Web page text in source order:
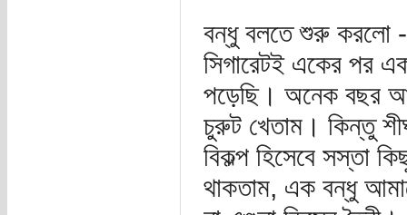
বন্ধু বলতে শুরু করলো
সিগারেটই একের পর
পড়েছি। অনেক বছর
চুরুট খেতাম। কিন্তু
বিকল্প হিসেবে সস্তা
থাকতাম, এক বন্ধু